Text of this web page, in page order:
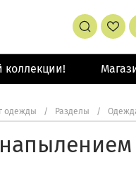
одежды / Разделы /